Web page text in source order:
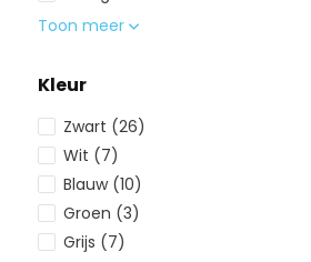
Toon meer
Kleur
Zwart (26)
Wit (7)
Blauw (10)
Groen (3)
Grijs (7)